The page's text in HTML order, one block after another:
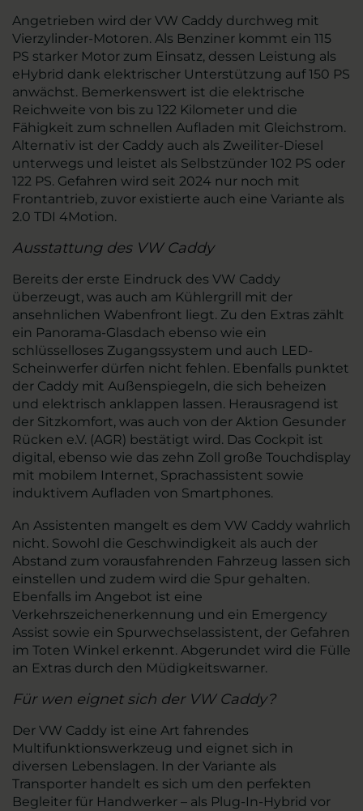
Angetrieben wird der VW Caddy durchweg mit
Vierzylinder-Motoren. Als Benziner kommt ein 115
PS starker Motor zum Einsatz, dessen Leistung als
eHybrid dank elektrischer Unterstützung auf 150 PS
anwächst. Bemerkenswert ist die elektrische
Reichweite von bis zu 122 Kilometer und die
Fähigkeit zum schnellen Aufladen mit Gleichstrom.
Alternativ ist der Caddy auch als Zweiliter-Diesel
unterwegs und leistet als Selbstzünder 102 PS oder
122 PS. Gefahren wird seit 2024 nur noch mit
Frontantrieb, zuvor existierte auch eine Variante als
2.0 TDI 4Motion.
Ausstattung des VW Caddy
Bereits der erste Eindruck des VW Caddy
überzeugt, was auch am Kühlergrill mit der
ansehnlichen Wabenfront liegt. Zu den Extras zählt
ein Panorama-Glasdach ebenso wie ein
schlüsselloses Zugangssystem und auch LED-
Scheinwerfer dürfen nicht fehlen. Ebenfalls punktet
der Caddy mit Außenspiegeln, die sich beheizen
und elektrisch anklappen lassen. Herausragend ist
der Sitzkomfort, was auch von der Aktion Gesunder
Rücken e.V. (AGR) bestätigt wird. Das Cockpit ist
digital, ebenso wie das zehn Zoll große Touchdisplay
mit mobilem Internet, Sprachassistent sowie
induktivem Aufladen von Smartphones.
An Assistenten mangelt es dem VW Caddy wahrlich
nicht. Sowohl die Geschwindigkeit als auch der
Abstand zum vorausfahrenden Fahrzeug lassen sich
einstellen und zudem wird die Spur gehalten.
Ebenfalls im Angebot ist eine
Verkehrszeichenerkennung und ein Emergency
Assist sowie ein Spurwechselassistent, der Gefahren
im Toten Winkel erkennt. Abgerundet wird die Fülle
an Extras durch den Müdigkeitswarner.
Für wen eignet sich der VW Caddy?
Der VW Caddy ist eine Art fahrendes
Multifunktionswerkzeug und eignet sich in
diversen Lebenslagen. In der Variante als
Transporter handelt es sich um den perfekten
Begleiter für Handwerker – als Plug-In-Hybrid vor